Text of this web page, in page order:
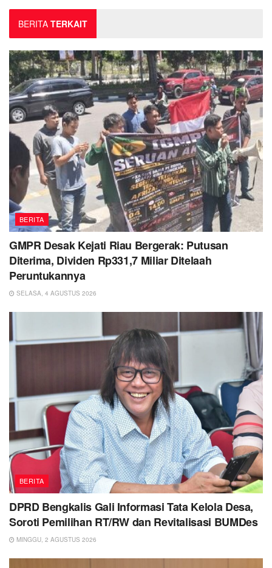
BERITA TERKAIT
BERITA
GMPR Desak Kejati Riau Bergerak: Putusan
Diterima, Dividen Rp331,7 Miliar Ditelaah
Peruntukannya
SELASA, 4 AGUSTUS 2026
BERITA
DPRD Bengkalis Gali Informasi Tata Kelola Desa,
Soroti Pemilihan RT/RW dan Revitalisasi BUMDes
MINGGU, 2 AGUSTUS 2026